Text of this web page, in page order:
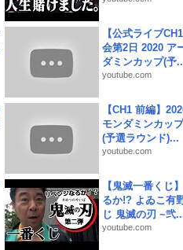
【公式ライブ
会第2日 2020 ア
ダミンカップ(予
youtube.com
【CH1 前編】
モンダミンカッ
(予選ラウンド)...
youtube.com
【鬼滅一番くじ
るか!? よゐこ有
じ 鬼滅の刃 ~弐
youtube.com